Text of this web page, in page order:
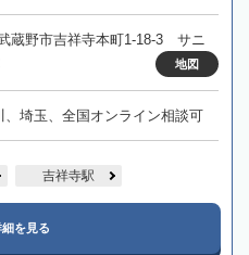
蔵野市吉祥寺本町1-18-3 サニ
地図
埼玉、全国オンライン相談可
吉祥寺駅
細を見る